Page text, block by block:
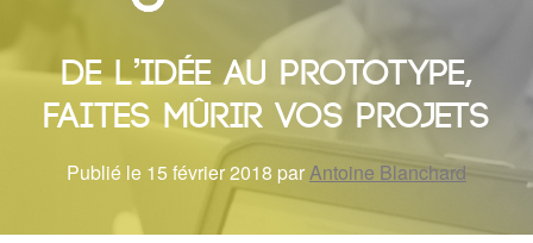
De l’idée au prototype,
faites mûrir vos projets
Publié le 15 février 2018 parAntoine Blanchard